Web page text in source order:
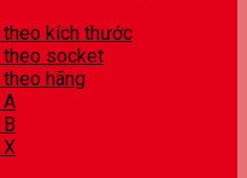
kích thước
theo socket
hãng